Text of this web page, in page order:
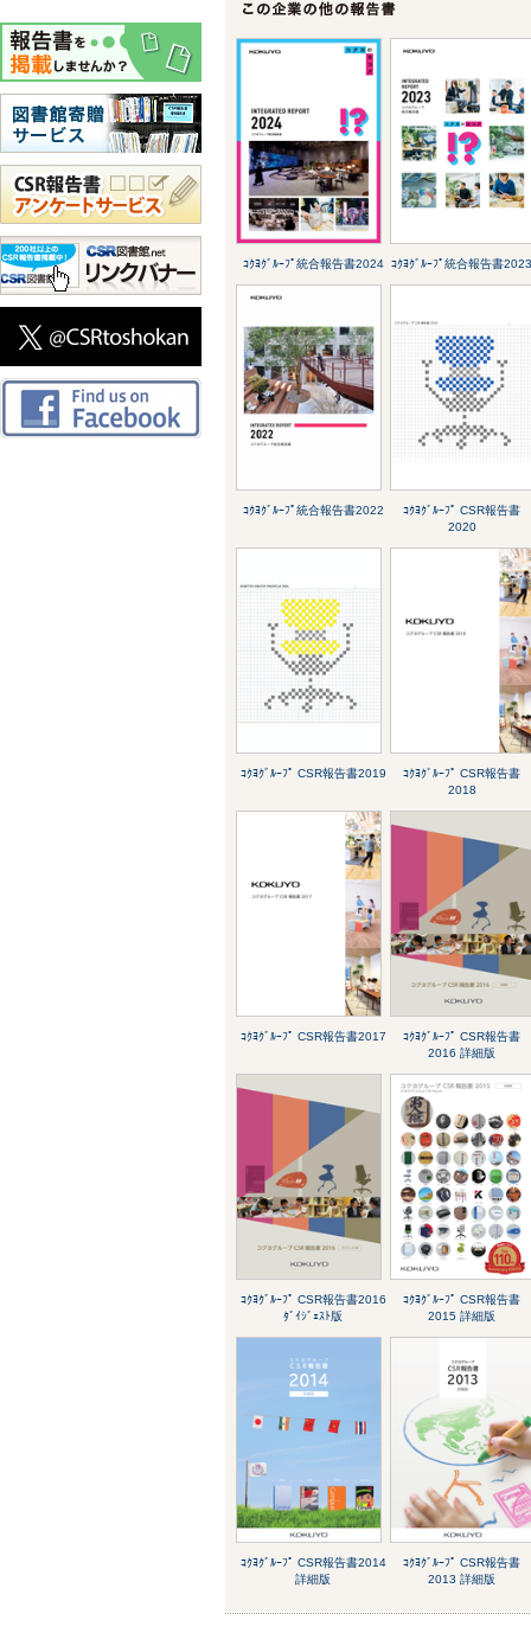
ｺｸﾖｸﾞﾙｰﾌﾟ統合報告書2024 ｺｸﾖｸﾞﾙｰﾌﾟ統合報告書2023
ｺｸﾖｸﾞﾙｰﾌﾟ統合報告書2022
ｺｸﾖｸﾞﾙｰﾌﾟ CSR報告書
2020
ｺｸﾖｸﾞﾙｰﾌﾟ CSR報告書2019
ｺｸﾖｸﾞﾙｰﾌﾟ CSR報告書
2018
ｺｸﾖｸﾞﾙｰﾌﾟ CSR報告書2017
ｺｸﾖｸﾞﾙｰﾌﾟ CSR報告書
2016 詳細版
ｺｸﾖｸﾞﾙｰﾌﾟ CSR報告書2016
ﾀﾞｲｼﾞｪｽﾄ版
ｺｸﾖｸﾞﾙｰﾌﾟ CSR報告書
2015 詳細版
ｺｸﾖｸﾞﾙｰﾌﾟ CSR報告書2014
詳細版
ｺｸﾖｸﾞﾙｰﾌﾟ CSR報告書
2013 詳細版